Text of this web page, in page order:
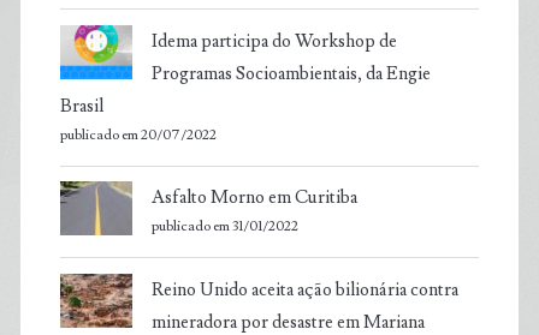
Idema participa do Workshop de
Programas Socioambientais, da Engie
Brasil
publicado em 20/07/2022
Asfalto Morno em Curitiba
publicado em 31/01/2022
Reino Unido aceita ação bilionária contra
mineradora por desastre em Mariana